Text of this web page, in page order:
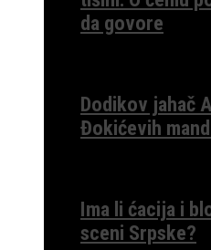
da govore
Dodikov jahač
Đokićevih
Ima li ćacija i
sceni Srpske?